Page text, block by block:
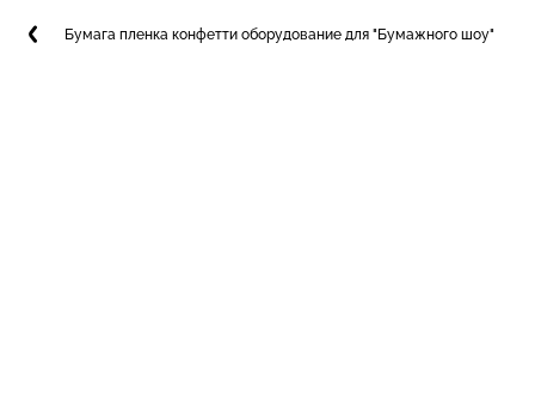
Бумага пленка конфетти оборудование для "Бумажного шоу"